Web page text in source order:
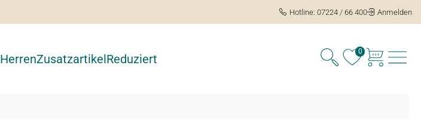
Hotline: 07224 / 66 400 Anmelden
HerrenZusatzartikelReduziert
0